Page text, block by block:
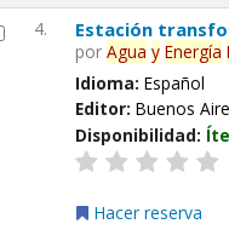
4. Estación
porAgua y Energía
Idioma:Español
Editor:Buenos
Disponibilidad:
Hacer reserva